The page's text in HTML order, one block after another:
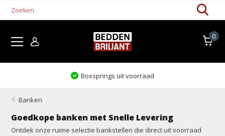
0
Boxsprings uit voorraad
Banken
Goedkope banken met Snelle Levering
Ontdek onze ruime selectie bankstellen die direct uit voorraad